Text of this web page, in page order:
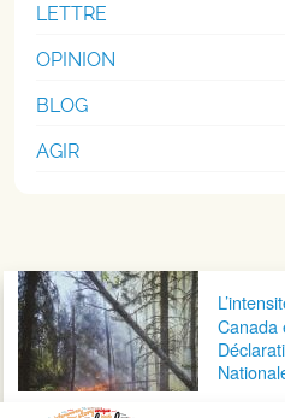
LETTRE
OPINION
BLOG
AGIR
Navigation postale
Canada